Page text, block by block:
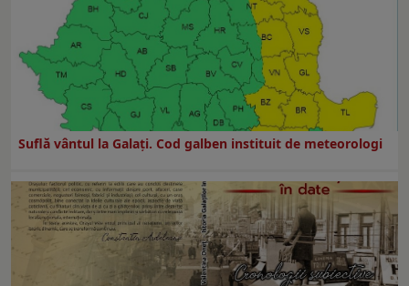
Suflă vântul la Galaţi. Cod galben instituit de meteorologi